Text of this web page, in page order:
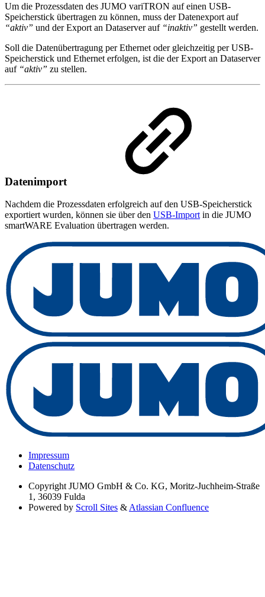
Um die Prozessdaten des JUMO variTRON auf einen USB-
Speicherstick übertragen zu können, muss der Datenexport auf
“aktiv” und der Export an Dataserver auf “inaktiv” gestellt werden.
Soll die Datenübertragung per Ethernet oder gleichzeitig per USB-
Speicherstick und Ethernet erfolgen, ist die der Export an Dataserver
auf “aktiv” zu stellen.
Datenimport
Nachdem die Prozessdaten erfolgreich auf den USB-Speicherstick
exportiert wurden, können sie über den USB-Importin die JUMO
smartWARE Evaluation übertragen werden.
Impressum
Datenschutz
Copyright JUMO GmbH & Co. KG, Moritz-Juchheim-Straße
1, 36039 Fulda
Powered by Scroll Sites &Atlassian Confluence